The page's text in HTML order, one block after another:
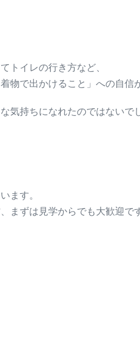
トイレの行き方など、
物で出かけること」への自信
気持ちになれたのではないで
ます。
まずは見学からでも大歓迎で